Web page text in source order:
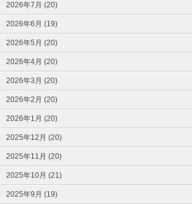
2026年7月 (20)
2026年6月 (19)
2026年5月 (20)
2026年4月 (20)
2026年3月 (20)
2026年2月 (20)
2026年1月 (20)
2025年12月 (20)
2025年11月 (20)
2025年10月 (21)
2025年9月 (19)